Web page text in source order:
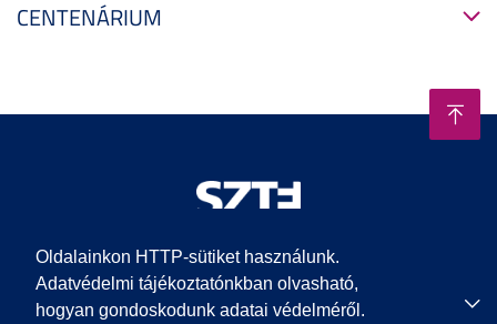
Oldalainkon HTTP-sütiket használunk.
Adatvédelmi tájékoztatónkban olvasható,
hogyan gondoskodunk adatai védelméről.
CENTENÁRIUM
EGYETEMI KAROK